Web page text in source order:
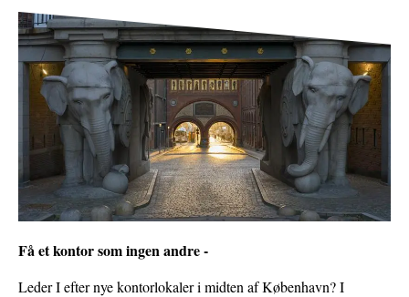
— eller ring til os
Få et kontor som ingen andre -
Leder I efter nye kontorlokaler i midten af København? I